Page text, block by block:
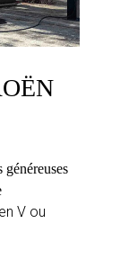
généreuses
V ou